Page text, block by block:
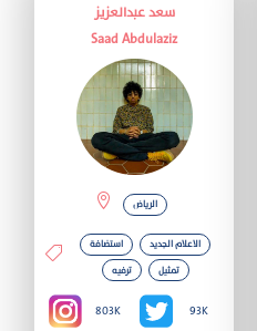
سعد عبدالعزيز
Saad Abdulaziz
الرياض
استضافة
الاعلام الجديد
ترفيه
تمثيل
803K 93K